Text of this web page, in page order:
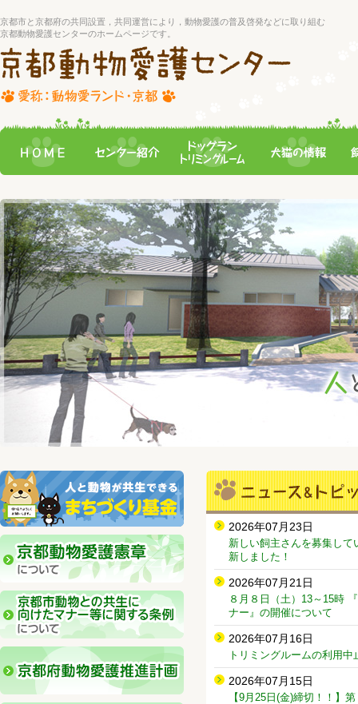
京都市と京都府の共同設置，共同運営により，動物愛護の普及啓発などに取り組む
京都動物愛護センターのホームページです。
2026年07月23日
新しい飼主さんを募集して
新しました！
2026年07月21日
８月８日（土）13～15時
ナー』の開催について
2026年07月16日
トリミングルームの利用中
2026年07月15日
【9月25日(金)締切！！】